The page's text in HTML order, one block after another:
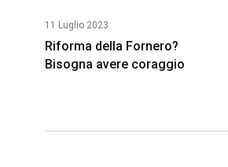
11 Luglio 2023
Riforma della Fornero?
Bisogna avere coraggio